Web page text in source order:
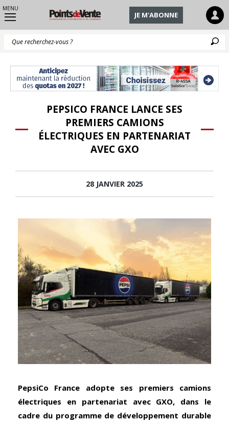
MENU
JE M'ABONNE
PEPSICO FRANCE LANCE SES
PREMIERS CAMIONS
ÉLECTRIQUES EN PARTENARIAT
AVEC GXO
28 JANVIER 2025
PepsiCo France adopte ses premiers camions
électriques en partenariat avec GXO, dans le
cadre du programme de développement durable